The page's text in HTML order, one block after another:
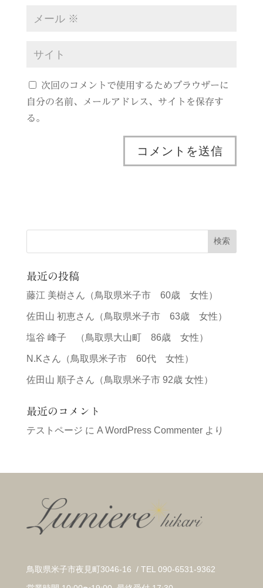
次回のコメントで使用するためブラウザーに
自分の名前、メールアドレス、サイトを保存す
る。
最近の投稿
藤江 美樹さん（鳥取県米子市 60歳 女性）
佐田山 初恵さん（鳥取県米子市 63歳 女性）
塩谷 峰子 （鳥取県大山町 86歳 女性）
N.Kさん（鳥取県米子市 60代 女性）
佐田山 順子さん（鳥取県米子市 92歳 女性）
最近のコメント
テストページ に A WordPress Commenterより
鳥取県米子市夜見町3046-16 / TEL 090-6531-9362